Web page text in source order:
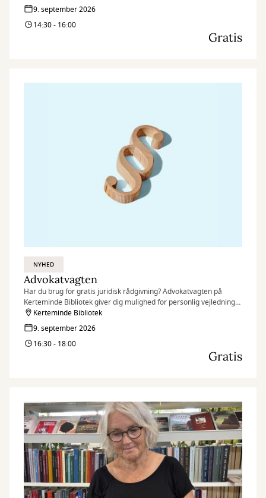
9. september 2026
14:30 - 16:00
Gratis
NYHED
Advokatvagten
Har du brug for gratis juridisk rådgivning? Advokatvagten på
Kerteminde Bibliotek giver dig mulighed for personlig vejledning
af en frivillig advokat – hurtigt, nemt og uden omkostninger.
Kerteminde Bibliotek
9. september 2026
16:30 - 18:00
Gratis